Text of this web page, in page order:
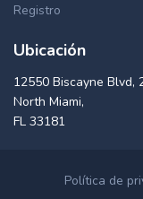
Registro
Ubicación
12550 Biscayne Blvd,
North Miami,
FL 33181
Política de